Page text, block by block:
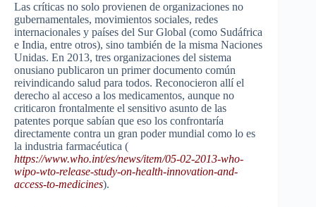
Las críticas no solo provienen de organizaciones no
gubernamentales, movimientos sociales, redes
internacionales y países del Sur Global (como Sudáfrica
e India, entre otros), sino también de la misma Naciones
Unidas. En 2013, tres organizaciones del sistema
onusiano publicaron un primer documento común
reivindicando salud para todos. Reconocieron allí el
derecho al acceso a los medicamentos, aunque no
criticaron frontalmente el sensitivo asunto de las
patentes porque sabían que eso los confrontaría
directamente contra un gran poder mundial como lo es
la industria farmacéutica (
https://www.who.int/es/news/item/05-02-2013-who-
wipo-wto-release-study-on-health-innovation-and-
access-to-medicines).